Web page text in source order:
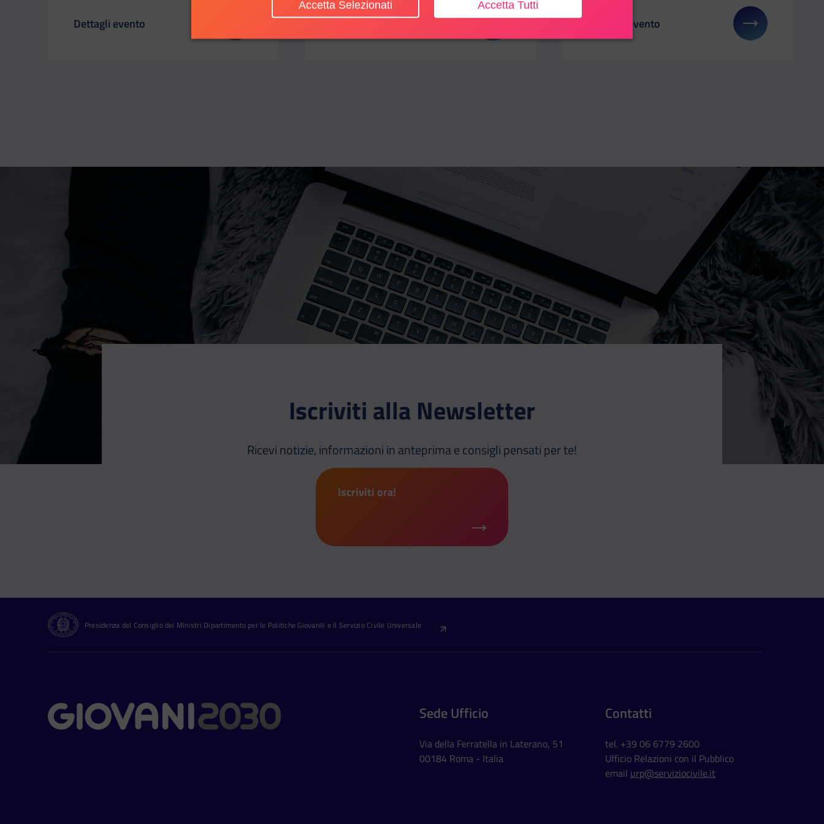
Il link ti porterà ad avere maggiori dettagli su: Diritti e responsabilità per una cittadinanza impegnata
Dettagli evento Dettagli evento Il link ti porterà ad avere maggiori dettagli su:
Dettagli evento
Iscriviti alla Newsletter
Ricevi notizie, informazioni in anteprima e consigli pensati per te!
Iscriviti ora!
Presidenza del Consiglio dei Ministri Dipartimento per le Politiche Giovanili e il Servizio Civile Universale
Contatti Sede Ufficio
Via della Ferratella in Laterano, 51
00184 Roma - Italia
Contatti
tel. +39 06 6779 2600
Ufficio Relazioni con il Pubblico
email urp@serviziocivile.it
Accetta Tutti
Accetta Selezionati